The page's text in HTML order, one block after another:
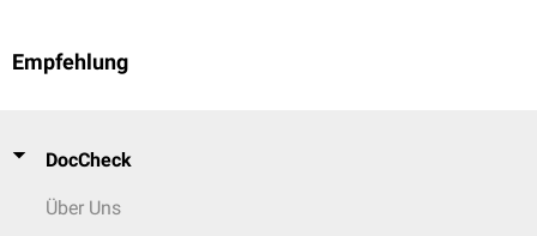
Empfehlung
DocCheck
Über Uns